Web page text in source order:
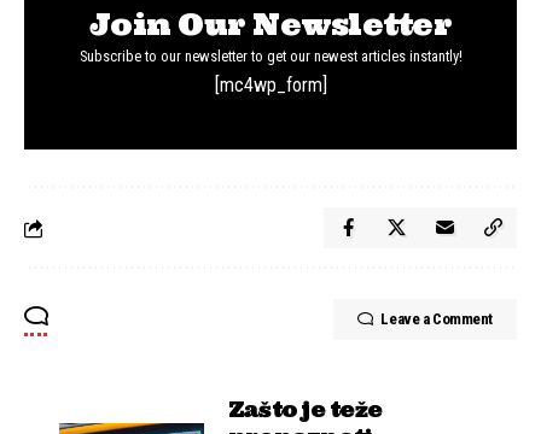
Join Our Newsletter
Subscribe to our newsletter to get our newest articles instantly!
[mc4wp_form]
Leave a Comment
Zašto je teže